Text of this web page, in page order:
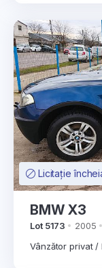
Licitație
BMW X3
Lot 5173 2005
Vânzător privat /